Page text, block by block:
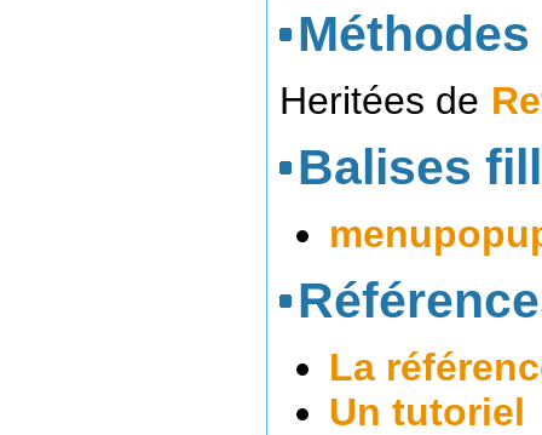
Heritées de
Balises
La
Un tutoriel